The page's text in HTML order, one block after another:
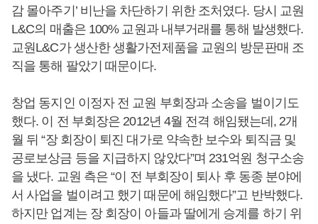
감 몰아주기’ 비난을 차단하기 위한 조처였다. 당시 교원
L&C의 매출은 100% 교원과 내부거래를 통해 발생했다.
교원L&C가 생산한 생활가전제품을 교원의 방문판매 조
직을 통해 팔았기 때문이다.
창업 동지인 이정자 전 교원 부회장과 소송을 벌이기도
했다. 이 전 부회장은 2012년 4월 전격 해임됐는데, 2개
월 뒤 “장 회장이 퇴진 대가로 약속한 보수와 퇴직금 및
공로보상금 등을 지급하지 않았다”며 231억원 청구소송
을 냈다. 교원 측은 “이 전 부회장이 퇴사 후 동종 분야에
서 사업을 벌이려고 했기 때문에 해임했다”고 반박했다.
하지만 업계는 장 회장이 아들과 딸에게 승계를 하기 위